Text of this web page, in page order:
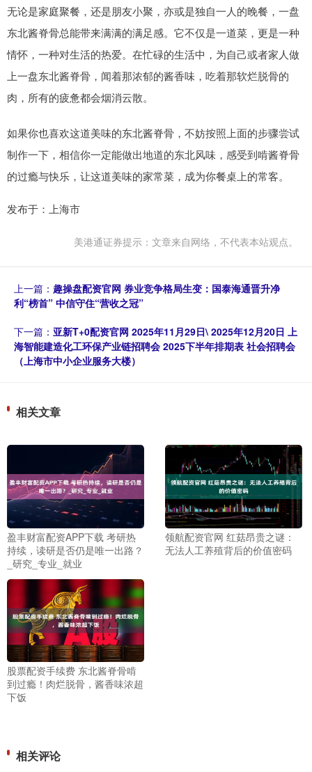
无论是家庭聚餐，还是朋友小聚，亦或是独自一人的晚餐，一盘
东北酱脊骨总能带来满满的满足感。它不仅是一道菜，更是一种
情怀，一种对生活的热爱。在忙碌的生活中，为自己或者家人做
上一盘东北酱脊骨，闻着那浓郁的酱香味，吃着那软烂脱骨的
肉，所有的疲惫都会烟消云散。
如果你也喜欢这道美味的东北酱脊骨，不妨按照上面的步骤尝试
制作一下，相信你一定能做出地道的东北风味，感受到啃酱脊骨
的过瘾与快乐，让这道美味的家常菜，成为你餐桌上的常客。
发布于：上海市
美港通证券提示：文章来自网络，不代表本站观点。
上一篇： 趣操盘配资官网 券业竞争格局生变：国泰海通晋升净
利“榜首” 中信守住“营收之冠”
下一篇： 亚新T+0配资官网 2025年11月29日\ 2025年12月20日 上
海智能建造化工环保产业链招聘会 2025下半年排期表 社会招聘会
（上海市中小企业服务大楼）
相关文章
盈丰财富配资APP下载 考研热
持续，读研是否仍是唯一出路？
_研究_专业_就业
领航配资官网 红菇昂贵之谜：
无法人工养殖背后的价值密码
股票配资手续费 东北酱脊骨啃
到过瘾！肉烂脱骨，酱香味浓超
下饭
相关评论